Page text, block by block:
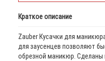
Краткое описание
Zauber Кусачки для
для заусенцев позволяют
обрезной маникюр. Сделаны